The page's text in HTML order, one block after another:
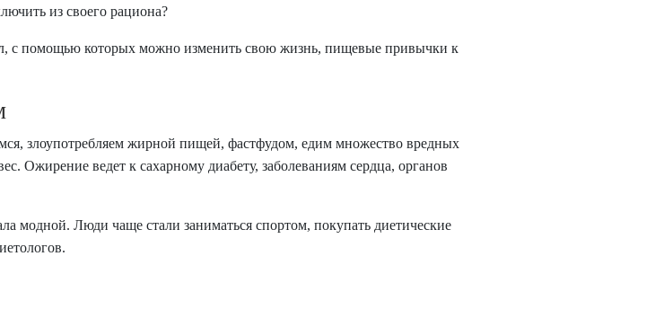
из своего рациона?
с помощью которых можно изменить свою жизнь, пищевые привычки к
злоупотребляем жирной пищей, фастфудом, едим множество вредных
Ожирение ведет к сахарному диабету, заболеваниям сердца, органов
модной. Люди чаще стали заниматься спортом, покупать диетические